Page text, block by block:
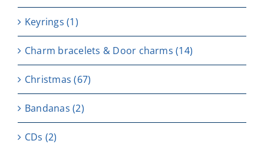
Keyrings (1)
Charm bracelets & Door charms (14)
Christmas (67)
Bandanas (2)
CDs (2)